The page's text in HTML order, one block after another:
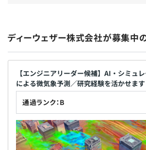
る微気象プラットフォームは、都市
環境負荷の削減に直接貢献する可能
す。あなたの仕事が、次世代のスマ
ーン物流、環境に優しい都市設計と
会サービスを実現する鍵となります。 ■アーリー
テージからの成長体験 創業間もない
の初期メンバーとして、事業・プロ
化の構築に深く関与できます。自ら
を推進し、成功体験を積み重ねるこ
な機会です。
ディーウェザー株式会社が募集中
【エンジニアリーダー候補】AI・シミュ
による微気象予測／研究経験を活かせます
通過ランク：B